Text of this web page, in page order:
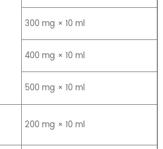
300 mg × 10 ml
400 mg × 10 ml
500 mg × 10 ml
200 mg × 10 ml